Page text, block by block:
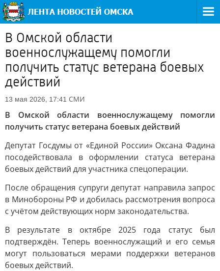
В Омской области
военнослужащему помогли
получить статус ветерана боевых
действий
13 мая 2026, 17:41 СМИ
В Омской области военнослужащему помогли
получить статус ветерана боевых действий
Депутат Госдумы от «Единой России» Оксана Фадина
посодействовала в оформлении статуса ветерана
боевых действий для участника спецоперации.
После обращения супруги депутат направила запрос
в Минобороны РФ и добилась рассмотрения вопроса
с учётом действующих норм законодательства.
В результате в октябре 2025 года статус был
подтверждён. Теперь военнослужащий и его семья
могут пользоваться мерами поддержки ветеранов
боевых действий.